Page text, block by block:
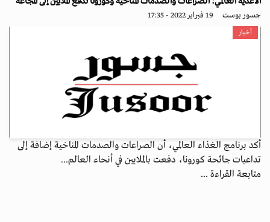
جسور بوست 19 فبراير 2022 - 17:35
أخبار
أكد برنامج الغذاء العالمي، أن الصراعات والصدمات المناخية إضافة إلى
تداعيات جائحة كورونا، دفعت بالملايين في أنحاء العالم...
متابعة القراءة ...